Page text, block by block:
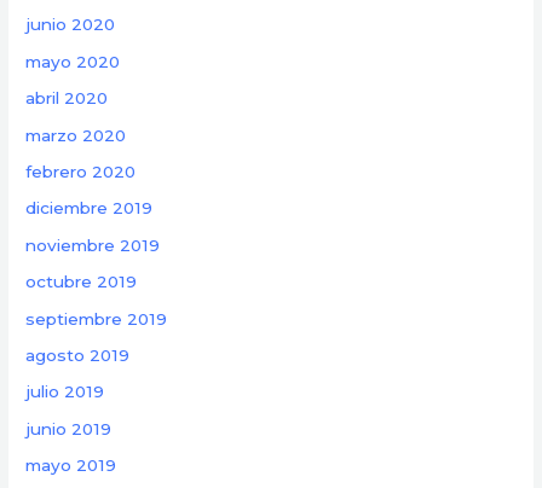
junio 2020
mayo 2020
abril 2020
marzo 2020
febrero 2020
diciembre 2019
noviembre 2019
octubre 2019
septiembre 2019
agosto 2019
julio 2019
junio 2019
mayo 2019